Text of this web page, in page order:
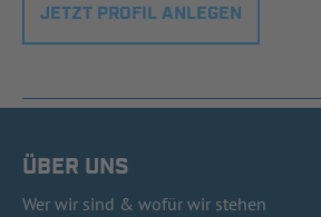
JETZT PROFIL ANLEGEN
ÜBER UNS
Wer wir sind & wofür wir stehen